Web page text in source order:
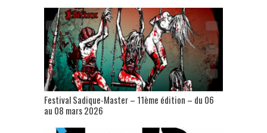
Festival Sadique-Master – 11ème édition – du 06
au 08 mars 2026